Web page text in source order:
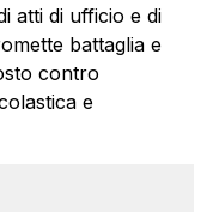
atti di ufficio e di
battaglia e
contro
e